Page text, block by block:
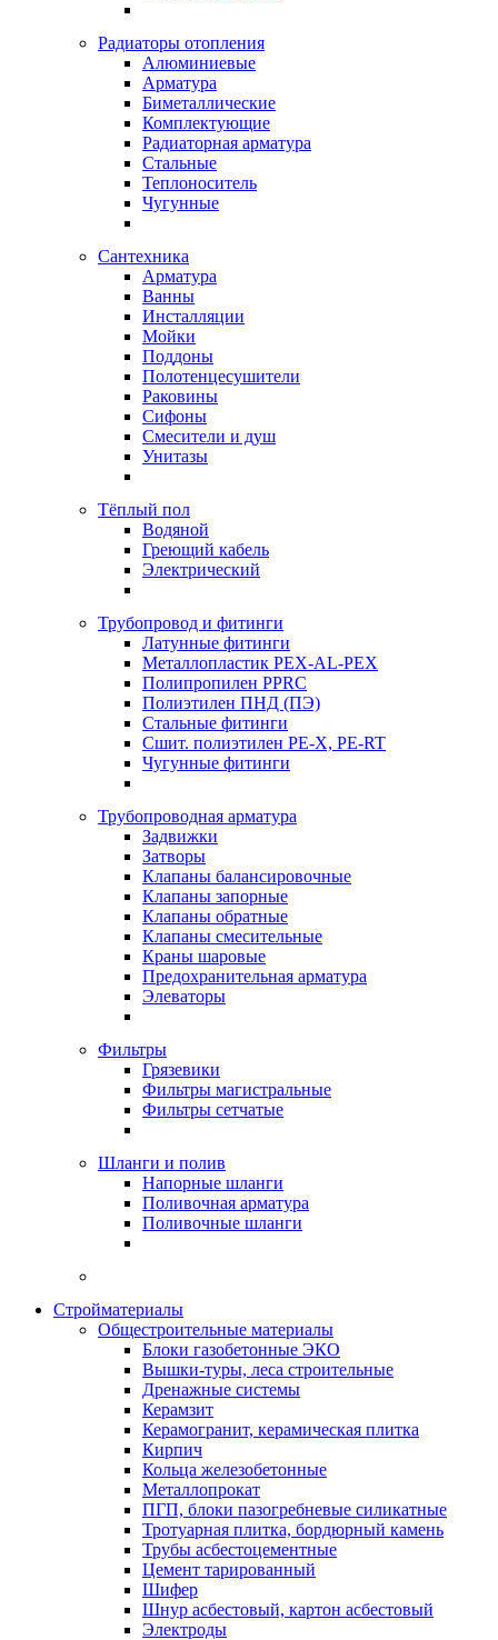
Радиаторы отопления
Алюминиевые
Арматура
Биметаллические
Комплектующие
Радиаторная арматура
Стальные
Теплоноситель
Чугунные
Сантехника
Арматура
Ванны
Инсталляции
Мойки
Поддоны
Полотенцесушители
Раковины
Сифоны
Смесители и душ
Унитазы
Тёплый пол
Водяной
Греющий кабель
Электрический
Трубопровод и фитинги
Латунные фитинги
Металлопластик PEX-AL-PEX
Полипропилен PPRC
Полиэтилен ПНД (ПЭ)
Стальные фитинги
Сшит. полиэтилен PE-X, PE-RT
Чугунные фитинги
Трубопроводная арматура
Задвижки
Затворы
Клапаны балансировочные
Клапаны запорные
Клапаны обратные
Клапаны смесительные
Краны шаровые
Предохранительная арматура
Элеваторы
Фильтры
Грязевики
Фильтры магистральные
Фильтры сетчатые
Шланги и полив
Напорные шланги
Поливочная арматура
Поливочные шланги
Стройматериалы
Oбщестроительные материалы
Блоки газобетонные ЭКО
Вышки-туры, леса строительные
Дренажные системы
Керамзит
Керамогранит, керамическая плитка
Кирпич
Кольца железобетонные
Металлопрокат
ПГП, блоки пазогребневые силикатные
Тротуарная плитка, бордюрный камень
Трубы асбестоцементные
Цемент тарированный
Шифер
Шнур асбестовый, картон асбестовый
Электроды